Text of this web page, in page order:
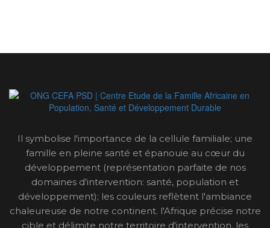
Il symbolise l'importance de la cellule familiale; une
famille en pleine santé et épanouie au cœur du
développement (représentation parfaite de nos
domaines d'intervention: santé, population et
développement); les couleurs reflètent l'ambiance
chaleureuse de notre continent. l'Afrique précise notre
cible et délimite notre territoire d'intervention. les